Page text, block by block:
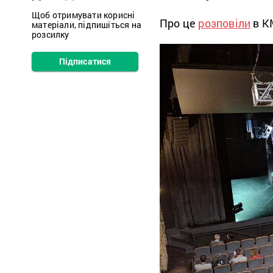
Щоб отримувати корисні
матеріали, підпишіться на
розсилку
Підписатися
Про це розповіли в